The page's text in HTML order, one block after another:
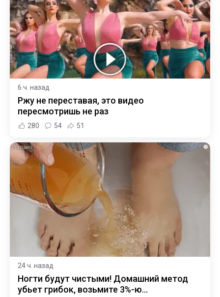
6 ч. назад
Ржу не переставая, это видео
пересмотришь не раз
280 54 51
i
24 ч. назад
Ногти будут чистыми! Домашний метод
убьет грибок, возьмите 3%-ю…